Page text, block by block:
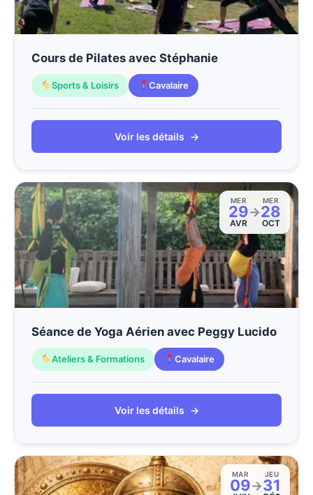
Cours de Pilates avec Stéphanie
Sports & Loisirs Cavalaire
Voir les détails →
MER
29
AVR
→
MER
28
OCT
Séance de Yoga Aérien avec Peggy Lucido
Ateliers & Formations Cavalaire
Voir les détails →
MAR
09→
JEU
31